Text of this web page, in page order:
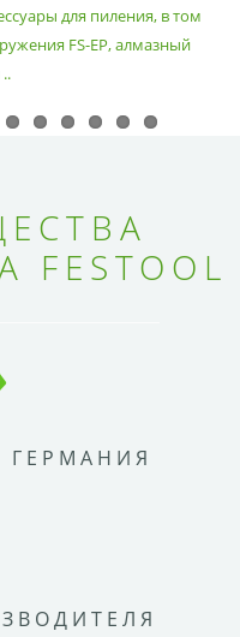
для пиления, в том
FS-EP, алмазный
ГЕРМАНИЯ